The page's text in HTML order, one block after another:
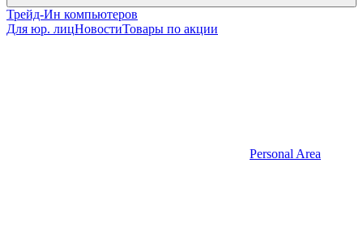
Трейд-Ин компьютеров
Для юр. лицНовостиТовары по акции
Personal Area